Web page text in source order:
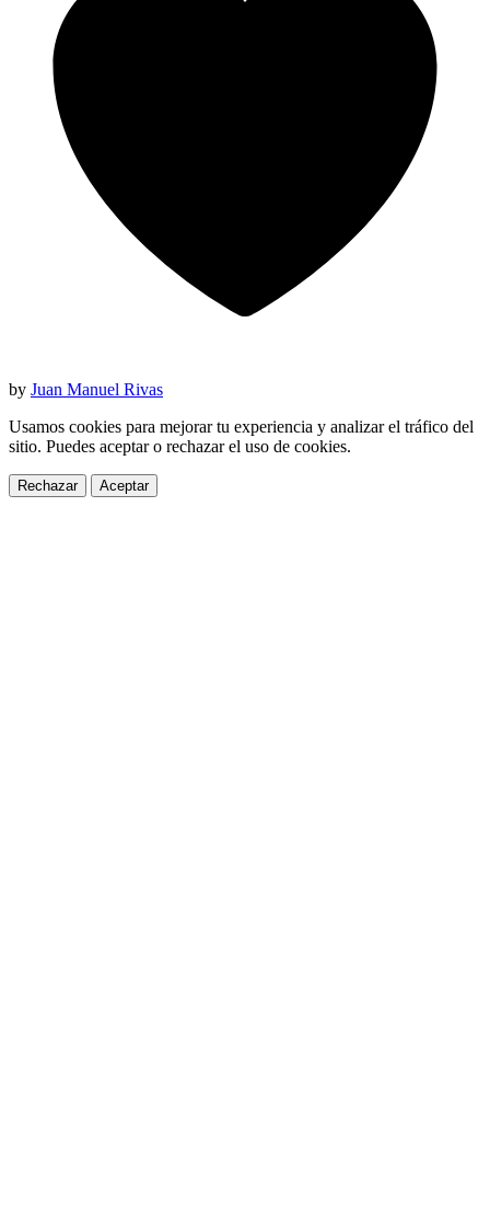
by Juan Manuel Rivas
Usamos cookies para mejorar tu experiencia y analizar el tráfico del
sitio. Puedes aceptar o rechazar el uso de cookies.
Rechazar Aceptar